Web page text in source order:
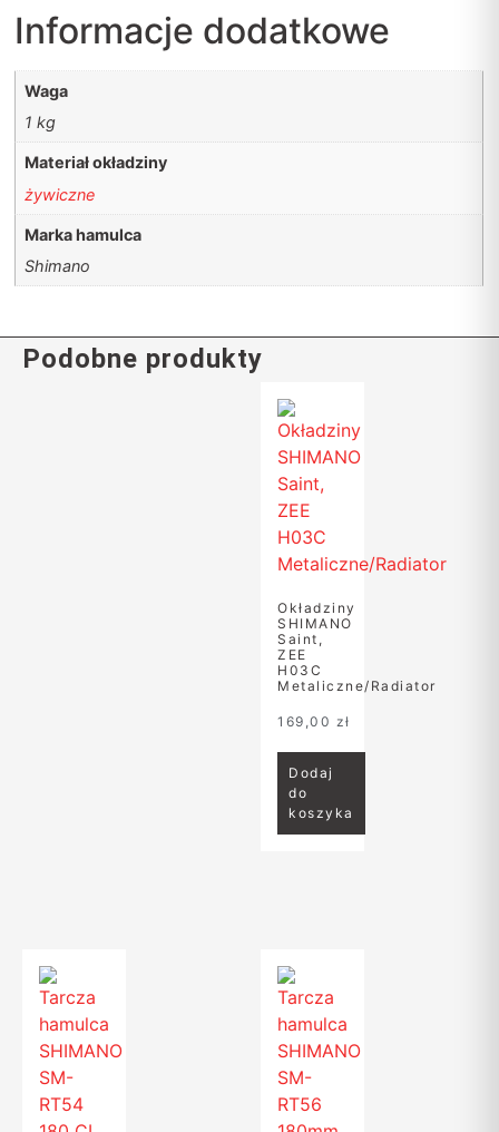
Informacje dodatkowe
Waga
1 kg
Materiał okładziny
żywiczne
Marka hamulca
Shimano
Podobne produkty
Okładziny
SHIMANO
Saint,
ZEE
H03C
Metaliczne/Radiator
169,00 zł
Dodaj
do
koszyka